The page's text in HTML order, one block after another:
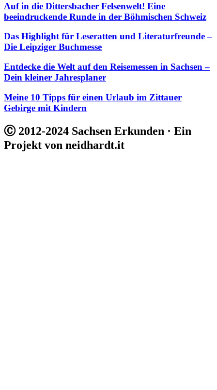
Auf in die Dittersbacher Felsenwelt! Eine
beeindruckende Runde in der Böhmischen Schweiz
Das Highlight für Leseratten und Literaturfreunde –
Die Leipziger Buchmesse
Entdecke die Welt auf den Reisemessen in Sachsen –
Dein kleiner Jahresplaner
Meine 10 Tipps für einen Urlaub im Zittauer
Gebirge mit Kindern
Ⓒ 2012-2024 Sachsen Erkunden · Ein
Projekt von neidhardt.it